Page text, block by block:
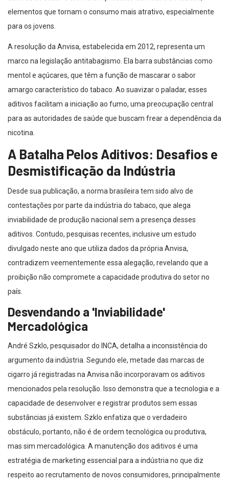
elementos que tornam o consumo mais atrativo, especialmente
para os jovens.
A resolução da Anvisa, estabelecida em 2012, representa um
marco na legislação antitabagismo. Ela barra substâncias como
mentol e açúcares, que têm a função de mascarar o sabor
amargo característico do tabaco. Ao suavizar o paladar, esses
aditivos facilitam a iniciação ao fumo, uma preocupação central
para as autoridades de saúde que buscam frear a dependência da
nicotina.
A Batalha Pelos Aditivos: Desafios e
Desmistificação da Indústria
Desde sua publicação, a norma brasileira tem sido alvo de
contestações por parte da indústria do tabaco, que alega
inviabilidade de produção nacional sem a presença desses
aditivos. Contudo, pesquisas recentes, inclusive um estudo
divulgado neste ano que utiliza dados da própria Anvisa,
contradizem veementemente essa alegação, revelando que a
proibição não compromete a capacidade produtiva do setor no
país.
Desvendando a 'Inviabilidade'
Mercadológica
André Szklo, pesquisador do INCA, detalha a inconsistência do
argumento da indústria. Segundo ele, metade das marcas de
cigarro já registradas na Anvisa não incorporavam os aditivos
mencionados pela resolução. Isso demonstra que a tecnologia e a
capacidade de desenvolver e registrar produtos sem essas
substâncias já existem. Szklo enfatiza que o verdadeiro
obstáculo, portanto, não é de ordem tecnológica ou produtiva,
mas sim mercadológica. A manutenção dos aditivos é uma
estratégia de marketing essencial para a indústria no que diz
respeito ao recrutamento de novos consumidores, principalmente